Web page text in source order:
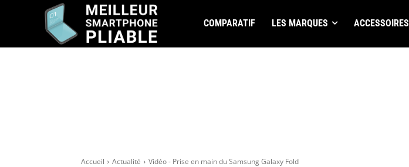
COMPARATIF LES MARQUES ACCESSOIRES
Accueil Actualité Vidéo - Prise en main du Samsung Galaxy Fold